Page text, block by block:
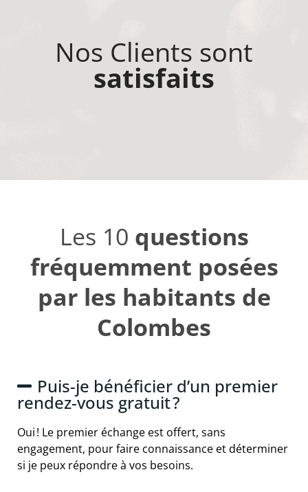
Nos Clients sont
satisfaits
Les 10 questions
fréquemment posées
par les habitants de
Colombes
Puis-je bénéficier d’un premier
rendez-vous gratuit ?
Oui ! Le premier échange est offert, sans
engagement, pour faire connaissance et déterminer
si je peux répondre à vos besoins.